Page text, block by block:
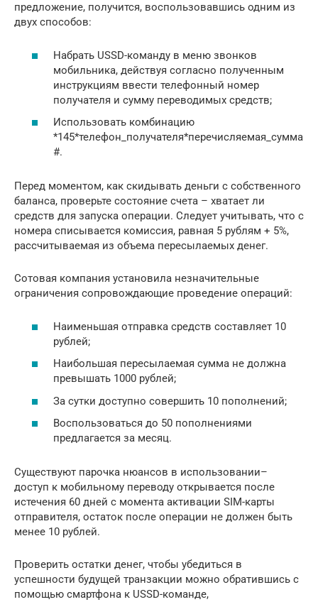
предложение, получится, воспользовавшись одним из
двух способов:
Набрать USSD-команду в меню звонков
мобильника, действуя согласно полученным
инструкциям ввести телефонный номер
получателя и сумму переводимых средств;
Использовать комбинацию
*145*телефон_получателя*перечисляемая_сумма
#.
Перед моментом, как скидывать деньги с собственного
баланса, проверьте состояние счета – хватает ли
средств для запуска операции. Следует учитывать, что с
номера списывается комиссия, равная 5 рублям + 5%,
рассчитываемая из объема пересылаемых денег.
Сотовая компания установила незначительные
ограничения сопровождающие проведение операций:
Наименьшая отправка средств составляет 10
рублей;
Наибольшая пересылаемая сумма не должна
превышать 1000 рублей;
За сутки доступно совершить 10 пополнений;
Воспользоваться до 50 пополнениями
предлагается за месяц.
Существуют парочка нюансов в использовании–
доступ к мобильному переводу открывается после
истечения 60 дней с момента активации SIM-карты
отправителя, остаток после операции не должен быть
менее 10 рублей.
Проверить остатки денег, чтобы убедиться в
успешности будущей транзакции можно обратившись с
помощью смартфона к USSD-команде,